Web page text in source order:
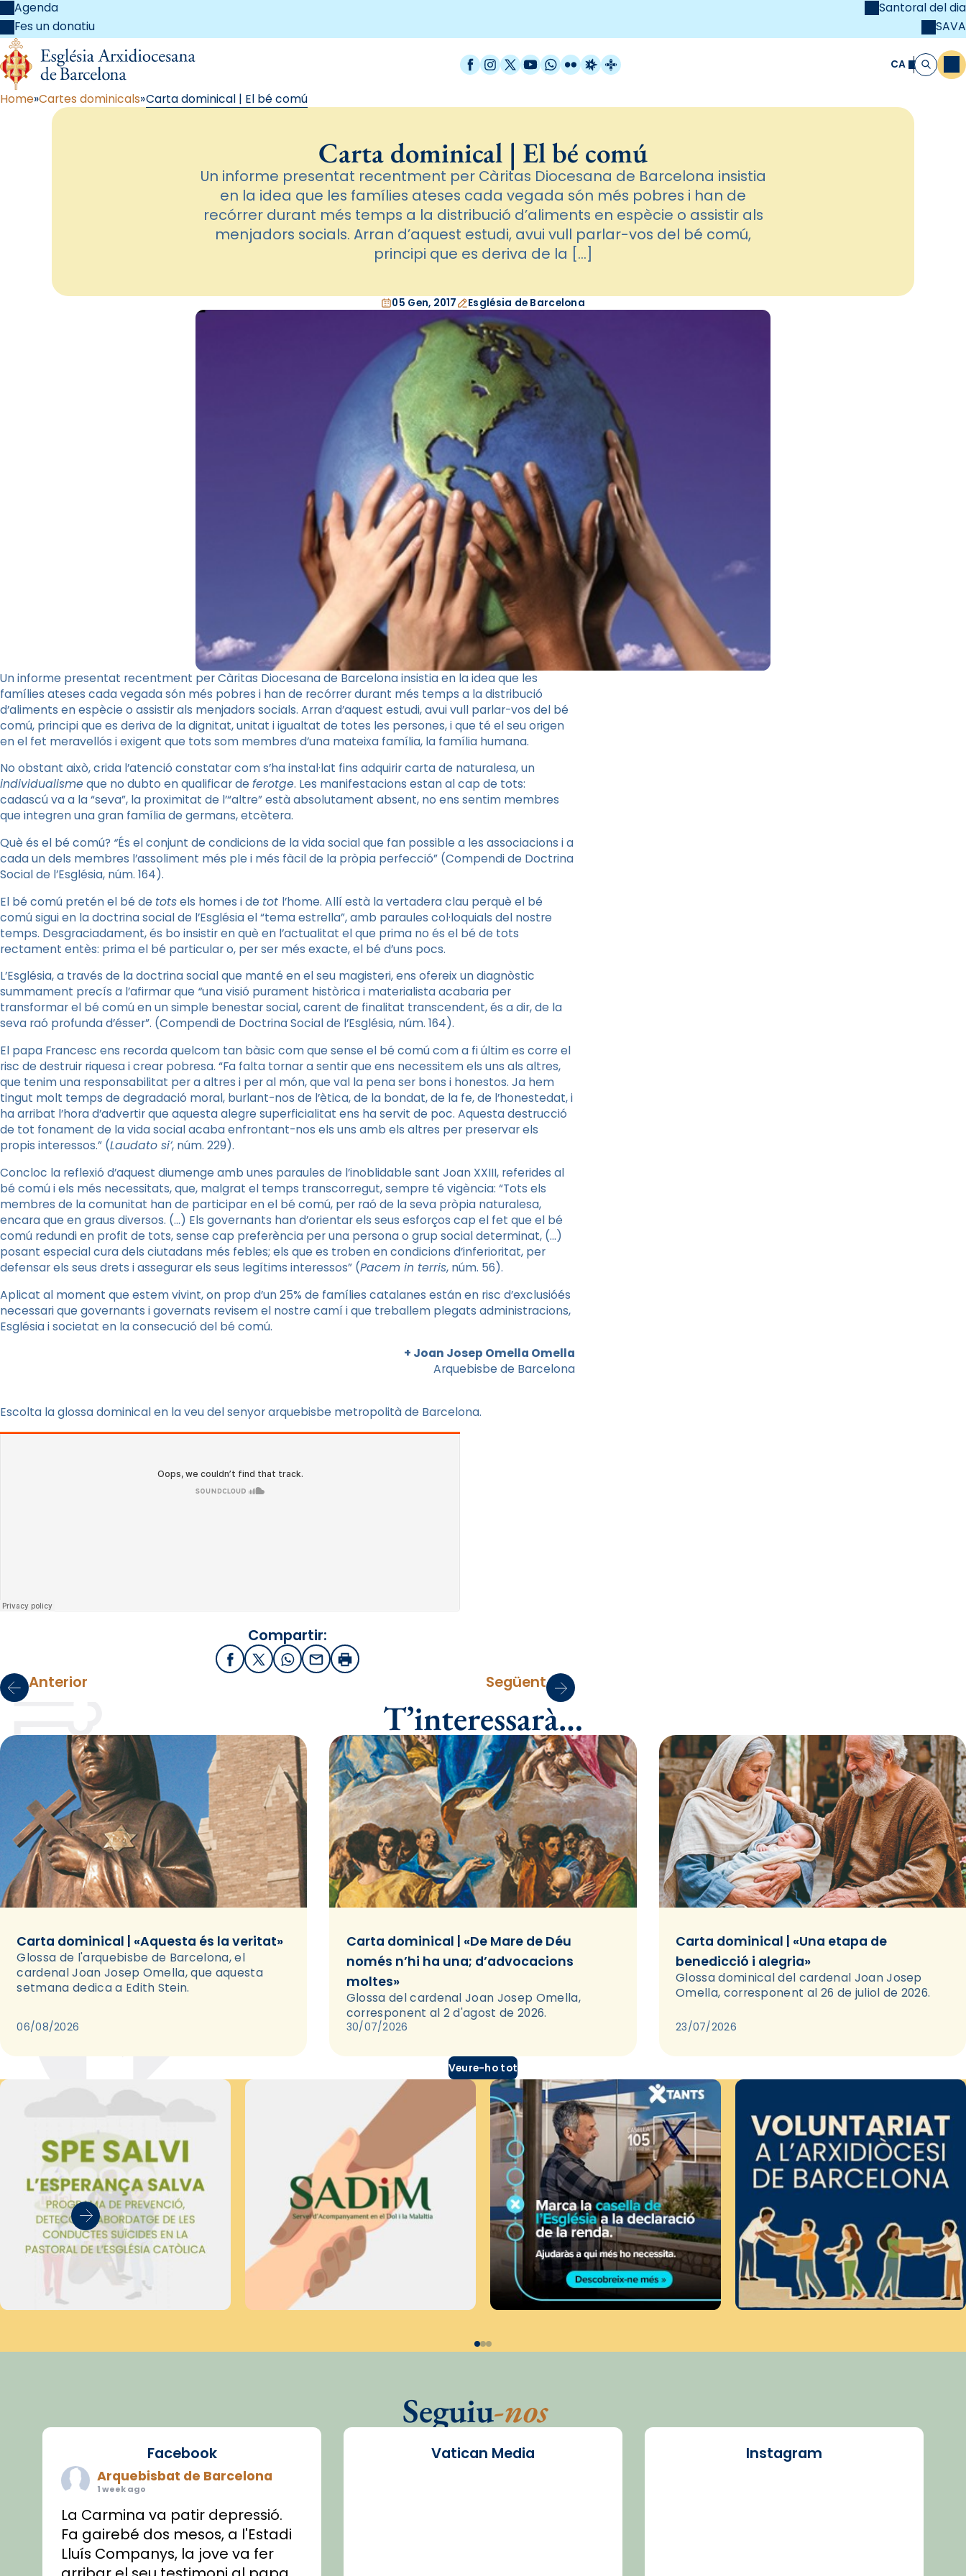
Agenda
Fes un donatiu
Santoral del dia
SAVA
Facebook
Instagram
X / Twitter
YouTube
WhatsApp
FlickrRadio Estel
Catalunya Cristiana CA Cerca
Home Cartes dominicals Carta dominical | El bé comú
Carta dominical | El bé comú
Un informe presentat recentment per Càritas Diocesana de Barcelona insistia
en la idea que les famílies ateses cada vegada són més pobres i han de
recórrer durant més temps a la distribució d’aliments en espècie o assistir als
menjadors socials. Arran d’aquest estudi, avui vull parlar-vos del bé comú,
principi que es deriva de la […]
05 Gen, 2017 Església de Barcelona
Un informe presentat recentment per Càritas Diocesana de Barcelona insistia en la idea que les
famílies ateses cada vegada són més pobres i han de recórrer durant més temps a la distribució
d’aliments en espècie o assistir als menjadors socials. Arran d’aquest estudi, avui vull parlar-vos del bé
comú, principi que es deriva de la dignitat, unitat i igualtat de totes les persones, i que té el seu origen
en el fet meravellós i exigent que tots som membres d’una mateixa família, la família humana.
No obstant això, crida l’atenció constatar com s’ha instal·lat fins adquirir carta de naturalesa, un
individualismeque no dubto en qualificar de ferotge. Les manifestacions estan al cap de tots:
cadascú va a la “seva”, la proximitat de l’“altre” està absolutament absent, no ens sentim membres
que integren una gran família de germans, etcètera.
Què és el bé comú? “És el conjunt de condicions de la vida social que fan possible a les associacions i a
cada un dels membres l’assoliment més ple i més fàcil de la pròpia perfecció” (Compendi de Doctrina
Social de l’Església, núm. 164).
El bé comú pretén el bé de totsels homes i de tot l’home. Allí està la vertadera clau perquè el bé
comú sigui en la doctrina social de l’Església el “tema estrella”, amb paraules col·loquials del nostre
temps. Desgraciadament, és bo insistir en què en l’actualitat el que prima no és el bé de tots
rectament entès: prima el bé particular o, per ser més exacte, el bé d’uns pocs.
L’Església, a través de la doctrina social que manté en el seu magisteri, ens ofereix un diagnòstic
summament precís a l’afirmar que “una visió purament històrica i materialista acabaria per
transformar el bé comú en un simple benestar social, carent de finalitat transcendent, és a dir, de la
seva raó profunda d’ésser”. (Compendi de Doctrina Social de l’Església, núm. 164).
El papa Francesc ens recorda quelcom tan bàsic com que sense el bé comú com a fi últim es corre el
risc de destruir riquesa i crear pobresa. “Fa falta tornar a sentir que ens necessitem els uns als altres,
que tenim una responsabilitat per a altres i per al món, que val la pena ser bons i honestos. Ja hem
tingut molt temps de degradació moral, burlant-nos de l’ètica, de la bondat, de la fe, de l’honestedat, i
ha arribat l’hora d’advertir que aquesta alegre superficialitat ens ha servit de poc. Aquesta destrucció
de tot fonament de la vida social acaba enfrontant-nos els uns amb els altres per preservar els
propis interessos.” (Laudato si’, núm. 229).
Concloc la reflexió d’aquest diumenge amb unes paraules de l’inoblidable sant Joan XXIII, referides al
bé comú i els més necessitats, que, malgrat el temps transcorregut, sempre té vigència: “Tots els
membres de la comunitat han de participar en el bé comú, per raó de la seva pròpia naturalesa,
encara que en graus diversos. (…) Els governants han d’orientar els seus esforços cap el fet que el bé
comú redundi en profit de tots, sense cap preferència per una persona o grup social determinat, (…)
posant especial cura dels ciutadans més febles; els que es troben en condicions d’inferioritat, per
defensar els seus drets i assegurar els seus legítims interessos” (Pacem in terris, núm. 56).
Aplicat al moment que estem vivint, on prop d’un 25% de famílies catalanes están en risc d’exclusióés
necessari que governants i governats revisem el nostre camí i que treballem plegats administracions,
Església i societat en la consecució del bé comú.
+ Joan Josep Omella Omella
Arquebisbe de Barcelona
Escolta la glossa dominical en la veu del senyor arquebisbe metropolità de Barcelona.
Compartir:
FacebookX / Twitter
WhatsApp
EmailImprimir
Anterior Següent
T’interessarà…
Carta dominical | «Aquesta és la veritat»
Glossa de l'arquebisbe de Barcelona, el
cardenal Joan Josep Omella, que aquesta
setmana dedica a Edith Stein.
06/08/2026
Carta dominical | «De Mare de Déu
només n’hi ha una; d’advocacions
moltes»
Glossa del cardenal Joan Josep Omella,
corresponent al 2 d'agost de 2026.
30/07/2026
Carta dominical | «Una etapa de
benedicció i alegria»
Glossa dominical del cardenal Joan Josep
Omella, corresponent al 26 de juliol de 2026.
23/07/2026
Veure-ho tot
Seguiu-nos
Facebook
Arquebisbat de Barcelona
1 week ago
La Carmina va patir depressió.
Fa gairebé dos mesos, a l'Estadi
Lluís Companys, la jove va fer
Vatican Media Instagram